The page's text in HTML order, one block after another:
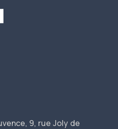
9, rue Joly de